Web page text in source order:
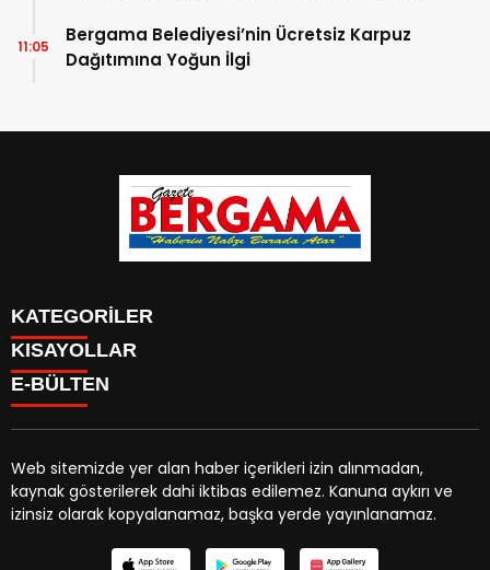
Bergama Belediyesi’nin Ücretsiz Karpuz
Dağıtımına Yoğun İlgi
11:05
KATEGORİLER
CANLI YAYIN
BURÇLAR
CANLI SONUÇLAR
HAVA DURUMU
CANLI TV
KISAYOLLAR
Menü seçimi yapın. WP-ADMIN → Görünüm → Menüler
sayfasından menü eşleştirmesi yapınız.
E-BÜLTEN
gazetebergama.com.tre-bültenine abone olarak,
tarafınıza haber, duyuru ve kampanya içerikli e-postaların
gönderilmesini kabul etmiş olursunuz.
Web sitemizde yer alan haber içerikleri izin alınmadan,
kaynak gösterilerek dahi iktibas edilemez. Kanuna aykırı ve
izinsiz olarak kopyalanamaz, başka yerde yayınlanamaz.